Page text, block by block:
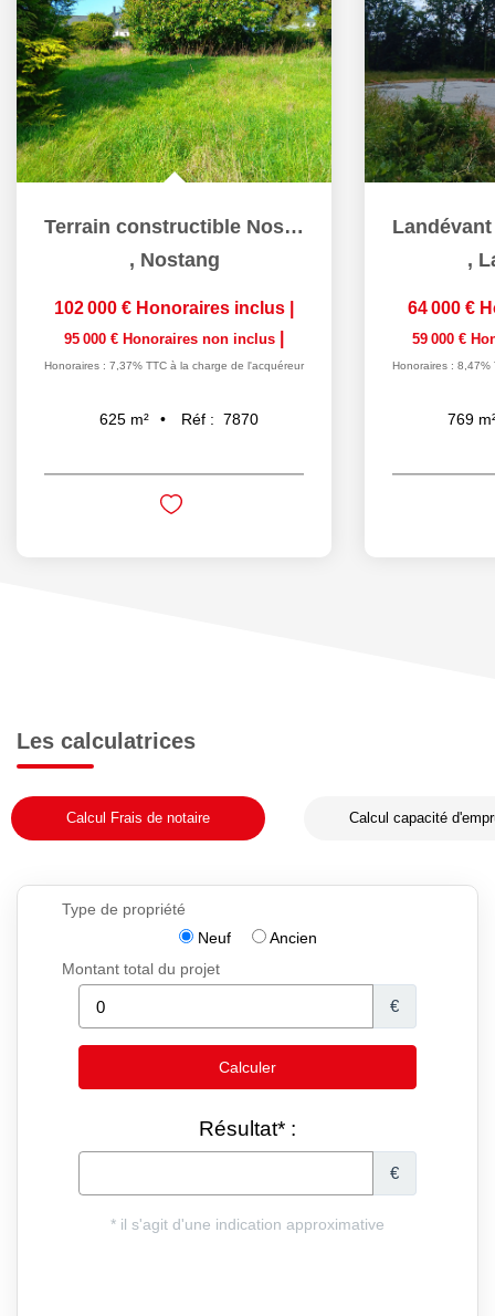
Terrain constructible Nostang 625 m2
, Nostang
102 000 € Honoraires inclus
95 000 € Honoraires non inclus
Honoraires : 7,37% TTC à la charge de l'acquéreur
625 m² Réf : 7870
,
64 000 €
59 000 €
Honoraires : 8,47%
769
Les calculatrices
Calcul Frais de notaire Calcul capacité